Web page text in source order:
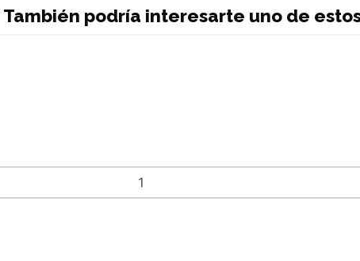
También podría interesarte uno de